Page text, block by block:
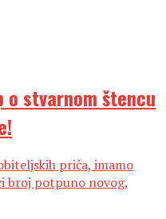
o stvarnom štencu
priča, imamo
broj potpuno novog,